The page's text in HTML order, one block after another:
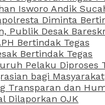
Isworo Andik
Diminta
Publik Desak
Bertindak Tegas
Bertindak Tegas
Pelaku Diproses
bagi Masyarakat
Transparan dan
Dilaporkan OJK